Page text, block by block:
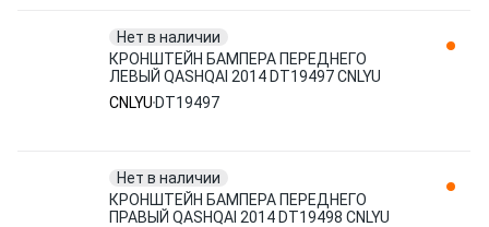
Нет в наличии
КРОНШТЕЙН БАМПЕРА ПЕРЕДНЕГО
ЛЕВЫЙ QASHQAI 2014 DT19497 CNLYU
CNLYU DT19497
Нет в наличии
КРОНШТЕЙН БАМПЕРА ПЕРЕДНЕГО
ПРАВЫЙ QASHQAI 2014 DT19498 CNLYU